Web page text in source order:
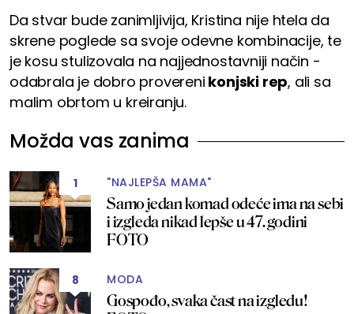
Da stvar bude zanimljivija, Kristina nije htela da
skrene poglede sa svoje odevne kombinacije, te
je kosu stulizovala na najjednostavniji način -
odabrala je dobro provereni konjski rep, ali sa
malim obrtom u kreiranju.
Možda vas zanima
1 "NAJLEPŠA MAMA"
Samo jedan komad odeće ima na sebi
i izgleda nikad lepše u 47. godini
FOTO
8 MODA
Gospođo, svaka čast na izgledu!